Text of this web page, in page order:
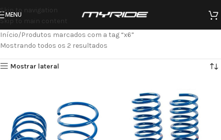
Skip to navigation
Skip to main content
MENU
Início Produtos marcados com a tag “x6”
Mostrando todos os 2 resultados
Mostrar lateral